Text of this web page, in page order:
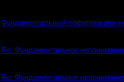
Фундаментальный пофигизм или
Re: Фундаментальное
Re: Фундаментальное